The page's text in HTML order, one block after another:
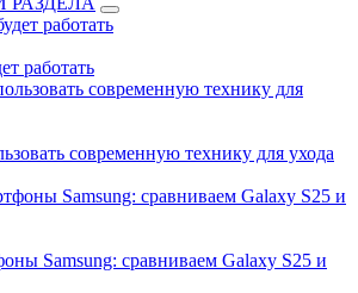
работать
современную технику для ухода
Samsung: сравниваем Galaxy S25 и